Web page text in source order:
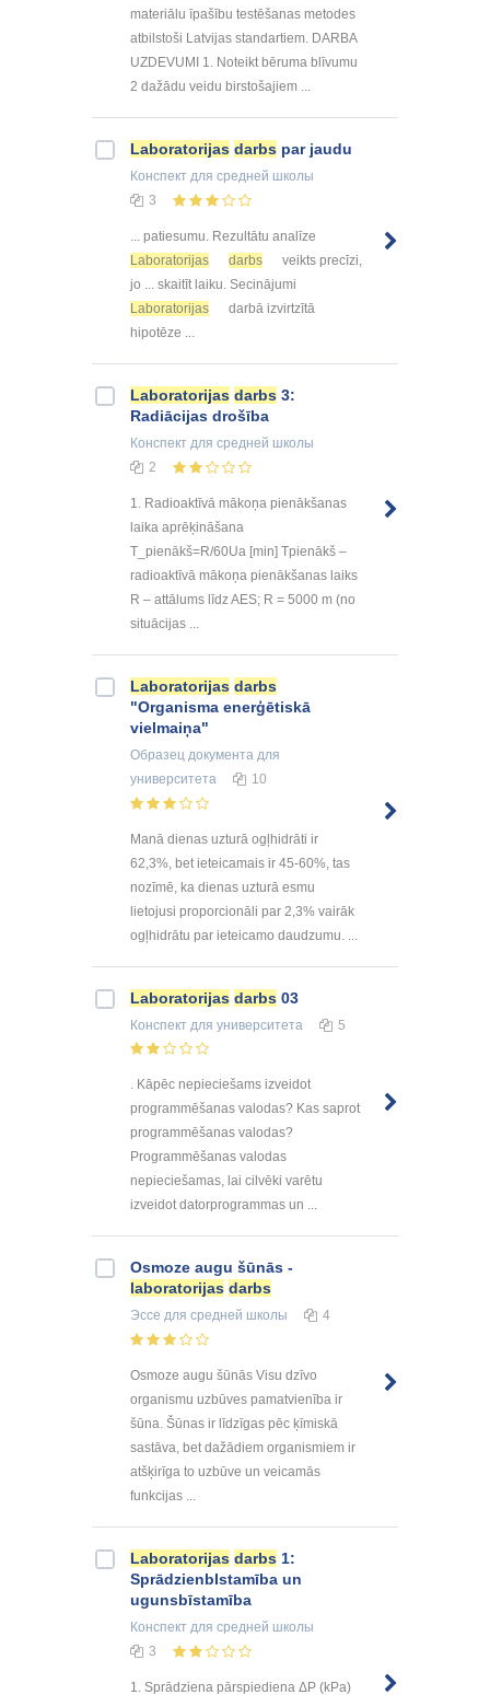
materiālu īpašību testēšanas metodes
atbilstoši Latvijas standartiem. DARBA
UZDEVUMI 1. Noteikt bēruma blīvumu
2 dažādu veidu birstošajiem ...
Laboratorijas darbs par jaudu
Конспект для средней школы
3
... patiesumu. Rezultātu analīze
Laboratorijas
darbs
veikts precīzi,
jo ... skaitīt laiku. Secinājumi
Laboratorijas
darbā izvirtzītā
hipotēze ...
Laboratorijas darbs 3:
Radiācijas drošība
Конспект для средней школы
2
1. Radioaktīvā mākoņa pienākšanas
laika aprēķināšana
T_pienākš=R/60Ua [min] Tpienākš –
radioaktīvā mākoņa pienākšanas laiks
R – attālums līdz AES; R = 5000 m (no
situācijas ...
Laboratorijas darbs
"Organisma enerģētiskā
vielmaiņa"
Образец документа для
университета
10
Manā dienas uzturā ogļhidrāti ir
62,3%, bet ieteicamais ir 45-60%, tas
nozīmē, ka dienas uzturā esmu
lietojusi proporcionāli par 2,3% vairāk
ogļhidrātu par ieteicamo daudzumu. ...
Laboratorijas darbs 03
Конспект для университета 5
. Kāpēc nepieciešams izveidot
programmēšanas valodas? Kas saprot
programmēšanas valodas?
Programmēšanas valodas
nepieciešamas, lai cilvēki varētu
izveidot datorprogrammas un ...
Osmoze augu šūnās -
laboratorijas darbs
Эссе для средней школы 4
Osmoze augu šūnās Visu dzīvo
organismu uzbūves pamatvienība ir
šūna. Šūnas ir līdzīgas pēc ķīmiskā
sastāva, bet dažādiem organismiem ir
atšķirīga to uzbūve un veicamās
funkcijas ...
Laboratorijas darbs 1:
SprādzienbIstamība un
ugunsbīstamība
Конспект для средней школы
3
1. Sprādziena pārspiediena ΔP (kPa)